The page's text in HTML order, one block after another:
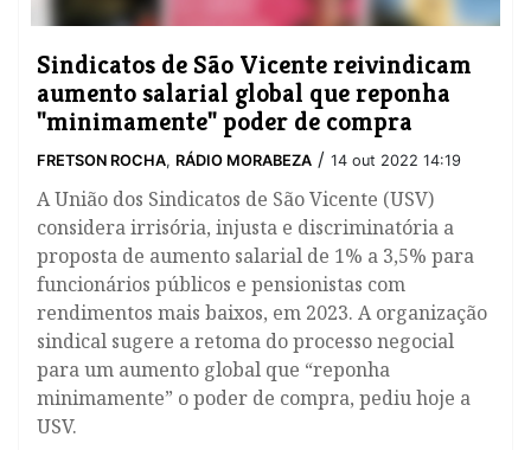
​Sindicatos de São Vicente reivindicam
aumento salarial global que reponha
"minimamente" poder de compra
FRETSON ROCHA, RÁDIO MORABEZA / 14 out 2022 14:19
A União dos Sindicatos de São Vicente (USV)
considera irrisória, injusta e discriminatória a
proposta de aumento salarial de 1% a 3,5% para
funcionários públicos e pensionistas com
rendimentos mais baixos, em 2023. A organização
sindical sugere a retoma do processo negocial
para um aumento global que “reponha
minimamente” o poder de compra, pediu hoje a
USV.